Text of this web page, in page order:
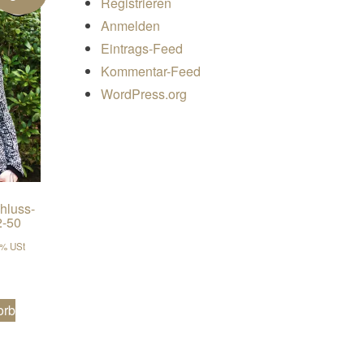
50
Preis war: €6,90
Preis ist: €5,52.
USt
Anmelden
Eintrags-Feed
Kommentar-Feed
WordPress.org